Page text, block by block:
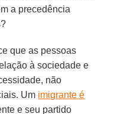
a precedência
que as pessoas
à sociedade e
não
Um imigrante é
e seu partido